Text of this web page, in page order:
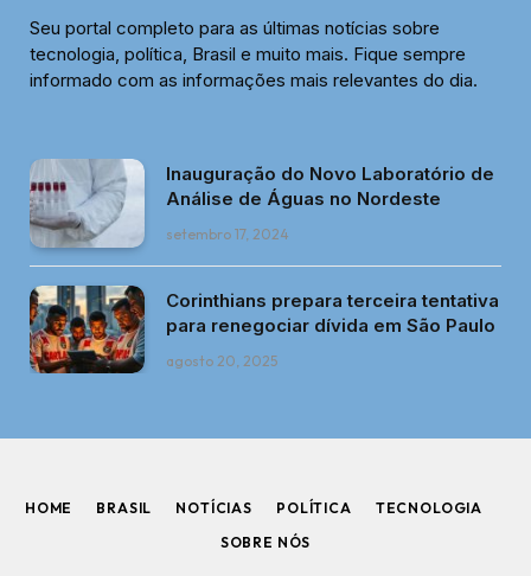
Seu portal completo para as últimas notícias sobre
tecnologia, política, Brasil e muito mais. Fique sempre
informado com as informações mais relevantes do dia.
Inauguração do Novo Laboratório de
Análise de Águas no Nordeste
setembro 17, 2024
Corinthians prepara terceira tentativa
para renegociar dívida em São Paulo
agosto 20, 2025
HOME BRASIL NOTÍCIAS POLÍTICA
TECNOLOGIA
SOBRE NÓS